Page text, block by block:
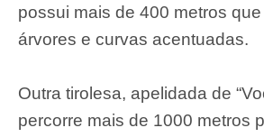
possui mais de 400 metros
árvores e curvas acentuadas.
Outra tirolesa, apelidada de
percorre mais de 1000 metros